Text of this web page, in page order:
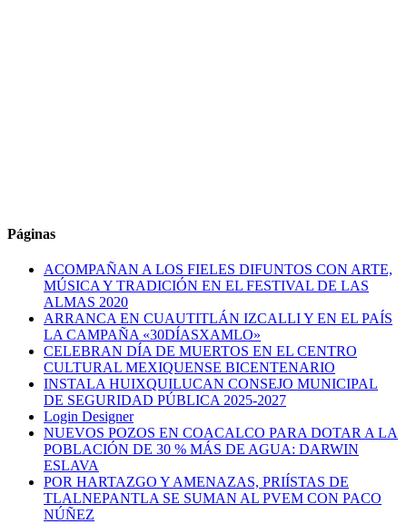
Páginas
ACOMPAÑAN A LOS FIELES DIFUNTOS CON ARTE,
MÚSICA Y TRADICIÓN EN EL FESTIVAL DE LAS
ALMAS 2020
ARRANCA EN CUAUTITLÁN IZCALLI Y EN EL PAÍS
LA CAMPAÑA «30DÍASXAMLO»
CELEBRAN DÍA DE MUERTOS EN EL CENTRO
CULTURAL MEXIQUENSE BICENTENARIO
INSTALA HUIXQUILUCAN CONSEJO MUNICIPAL
DE SEGURIDAD PÚBLICA 2025-2027
Login Designer
NUEVOS POZOS EN COACALCO PARA DOTAR A LA
POBLACIÓN DE 30 % MÁS DE AGUA: DARWIN
ESLAVA
POR HARTAZGO Y AMENAZAS, PRIÍSTAS DE
TLALNEPANTLA SE SUMAN AL PVEM CON PACO
NÚÑEZ